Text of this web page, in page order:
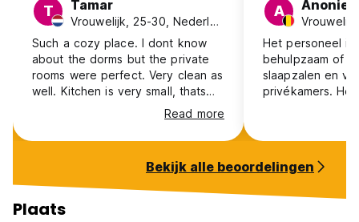
T Tamar
Vrouwelijk, 25-30, Nederland
Such a cozy place. I dont know
about the dorms but the private
rooms were perfect. Very clean as
well. Kitchen is very small, thats
my only critique. Staff was super
friendly they could help with
everything
Read more
A
Het personeel is
behulpzaam of
slaapzalen en
privékamers.
Bekijk alle beoordelingen
Plaats